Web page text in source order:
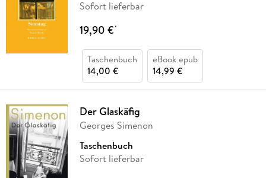
Sofort lieferbar
19,90 €*
Taschenbuch
14,00 €
eBook epub
14,99 €
Der Glaskäfig
Georges Simenon
Taschenbuch
Sofort lieferbar